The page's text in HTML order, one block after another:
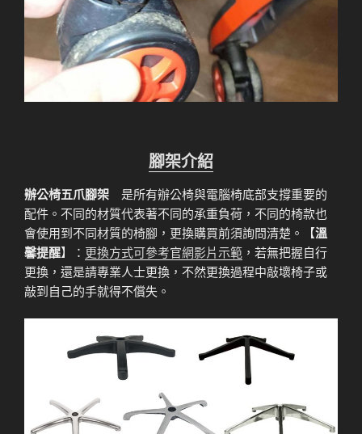
腳架介紹
辦公椅五爪腳架 是所有辦公椅與電腦椅底部支撐重要的
配件。不同的材質代表著不同的承重負荷，不同的椅款也
會使用到不同材質的椅腳，更換購買前須詢問清楚。【溫
馨提醒】： 更換方式可參考官網影片示範 ，若無把握自行
更換，還是請專業人士更換，不然更換過程中敲壞椅子或
敲到自己的手就得不償失。